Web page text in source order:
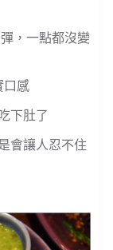
，一點都沒變
口感
下肚了
會讓人忍不住